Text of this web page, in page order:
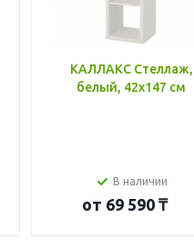
КАЛЛАКС Стеллаж,
белый, 42x147 см
В наличии
от 69 590 ₸